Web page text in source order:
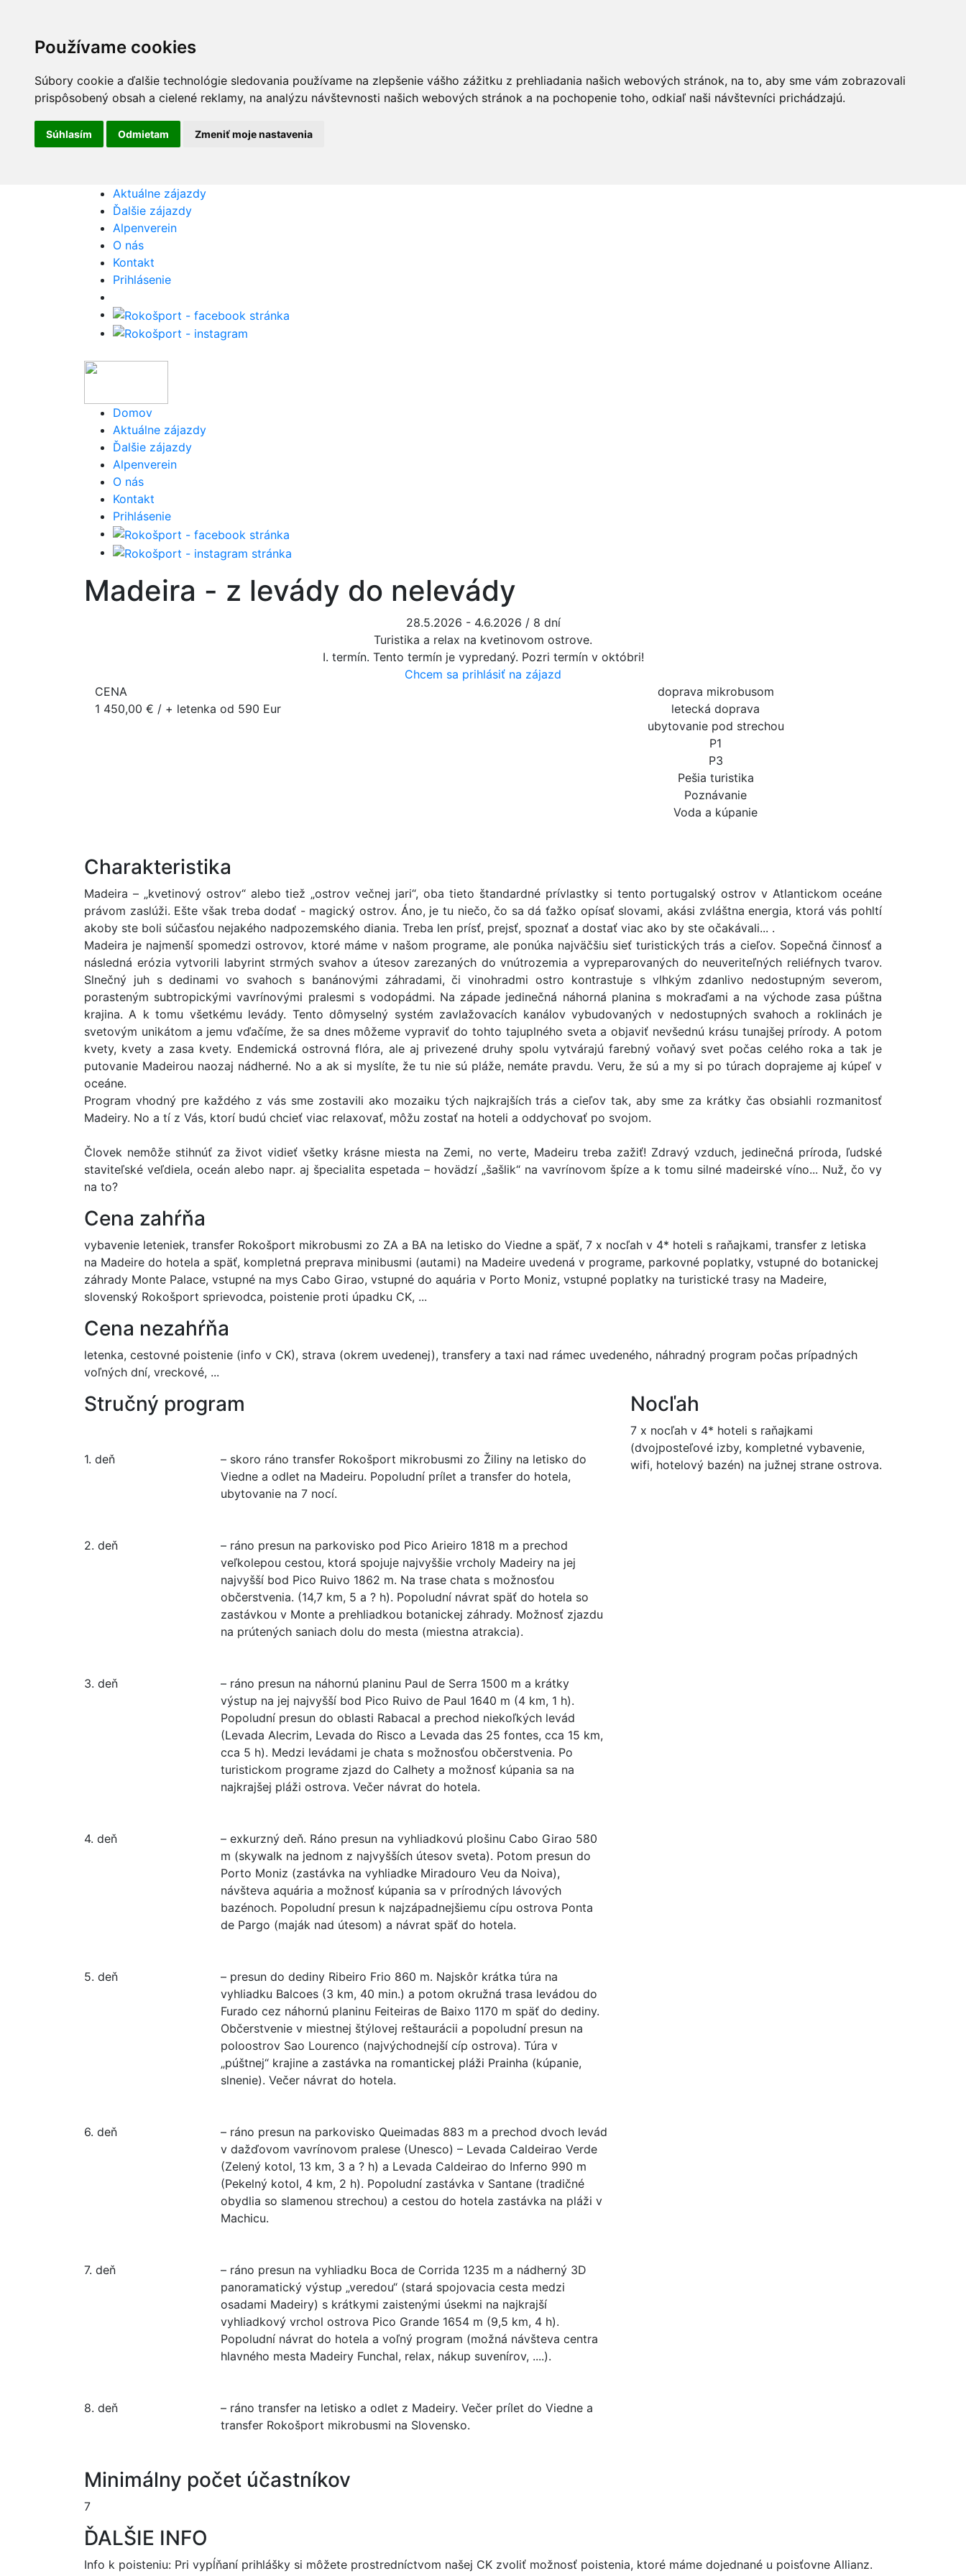
Používame cookies
Súbory cookie a ďalšie technológie sledovania používame na zlepšenie vášho zážitku z prehliadania našich webových stránok, na to, aby sme vám zobrazovali
prispôsobený obsah a cielené reklamy, na analýzu návštevnosti našich webových stránok a na pochopenie toho, odkiaľ naši návštevníci prichádzajú.
Súhlasím Odmietam Zmeniť moje nastavenia
Aktuálne zájazdy
Ďalšie zájazdy
Alpenverein
O nás
Kontakt
Prihlásenie
Domov
Aktuálne zájazdy
Ďalšie zájazdy
Alpenverein
O nás
Kontakt
Prihlásenie
Madeira - z levády do nelevády
28.5.2026 - 4.6.2026 / 8 dní
Turistika a relax na kvetinovom ostrove.
I. termín. Tento termín je vypredaný. Pozri termín v októbri!
Chcem sa prihlásiť na zájazd
CENA
1 450,00 € / + letenka od 590 Eur
doprava mikrobusom
letecká doprava
ubytovanie pod strechou
P1
P3
Pešia turistika
Poznávanie
Voda a kúpanie
Charakteristika
Madeira – „kvetinový ostrov“ alebo tiež „ostrov večnej jari“, oba tieto štandardné prívlastky si tento portugalský ostrov v Atlantickom oceáne
právom zaslúži. Ešte však treba dodať - magický ostrov. Áno, je tu niečo, čo sa dá ťažko opísať slovami, akási zvláštna energia, ktorá vás pohltí
akoby ste boli súčasťou nejakého nadpozemského diania. Treba len prísť, prejsť, spoznať a dostať viac ako by ste očakávali... .
Madeira je najmenší spomedzi ostrovov, ktoré máme v našom programe, ale ponúka najväčšiu sieť turistických trás a cieľov. Sopečná činnosť a
následná erózia vytvorili labyrint strmých svahov a útesov zarezaných do vnútrozemia a vypreparovaných do neuveriteľných reliéfnych tvarov.
Slnečný juh s dedinami vo svahoch s banánovými záhradami, či vinohradmi ostro kontrastuje s vlhkým zdanlivo nedostupným severom,
porasteným subtropickými vavrínovými pralesmi s vodopádmi. Na západe jedinečná náhorná planina s mokraďami a na východe zasa púštna
krajina. A k tomu všetkému levády. Tento dômyselný systém zavlažovacích kanálov vybudovaných v nedostupných svahoch a roklinách je
svetovým unikátom a jemu vďačíme, že sa dnes môžeme vypraviť do tohto tajuplného sveta a objaviť nevšednú krásu tunajšej prírody. A potom
kvety, kvety a zasa kvety. Endemická ostrovná flóra, ale aj privezené druhy spolu vytvárajú farebný voňavý svet počas celého roka a tak je
putovanie Madeirou naozaj nádherné. No a ak si myslíte, že tu nie sú pláže, nemáte pravdu. Veru, že sú a my si po túrach doprajeme aj kúpeľ v
oceáne.
Program vhodný pre každého z vás sme zostavili ako mozaiku tých najkrajších trás a cieľov tak, aby sme za krátky čas obsiahli rozmanitosť
Madeiry. No a tí z Vás, ktorí budú chcieť viac relaxovať, môžu zostať na hoteli a oddychovať po svojom.
Človek nemôže stihnúť za život vidieť všetky krásne miesta na Zemi, no verte, Madeiru treba zažiť! Zdravý vzduch, jedinečná príroda, ľudské
staviteľské veľdiela, oceán alebo napr. aj špecialita espetada – hovädzí „šašlik“ na vavrínovom špíze a k tomu silné madeirské víno... Nuž, čo vy
na to?
Cena zahŕňa
vybavenie leteniek, transfer Rokošport mikrobusmi zo ZA a BA na letisko do Viedne a späť, 7 x nocľah v 4* hoteli s raňajkami, transfer z letiska
na Madeire do hotela a späť, kompletná preprava minibusmi (autami) na Madeire uvedená v programe, parkovné poplatky, vstupné do botanickej
záhrady Monte Palace, vstupné na mys Cabo Girao, vstupné do aquária v Porto Moniz, vstupné poplatky na turistické trasy na Madeire,
slovenský Rokošport sprievodca, poistenie proti úpadku CK, ...
Cena nezahŕňa
letenka, cestovné poistenie (info v CK), strava (okrem uvedenej), transfery a taxi nad rámec uvedeného, náhradný program počas prípadných
voľných dní, vreckové, ...
Stručný program
1. deň
– skoro ráno transfer Rokošport mikrobusmi zo Žiliny na letisko do
Viedne a odlet na Madeiru. Popoludní prílet a transfer do hotela,
ubytovanie na 7 nocí.
2. deň
– ráno presun na parkovisko pod Pico Arieiro 1818 m a prechod
veľkolepou cestou, ktorá spojuje najvyššie vrcholy Madeiry na jej
najvyšší bod Pico Ruivo 1862 m. Na trase chata s možnosťou
občerstvenia. (14,7 km, 5 a ? h). Popoludní návrat späť do hotela so
zastávkou v Monte a prehliadkou botanickej záhrady. Možnosť zjazdu
na prútených saniach dolu do mesta (miestna atrakcia).
3. deň
– ráno presun na náhornú planinu Paul de Serra 1500 m a krátky
výstup na jej najvyšší bod Pico Ruivo de Paul 1640 m (4 km, 1 h).
Popoludní presun do oblasti Rabacal a prechod niekoľkých levád
(Levada Alecrim, Levada do Risco a Levada das 25 fontes, cca 15 km,
cca 5 h). Medzi levádami je chata s možnosťou občerstvenia. Po
turistickom programe zjazd do Calhety a možnosť kúpania sa na
najkrajšej pláži ostrova. Večer návrat do hotela.
4. deň
– exkurzný deň. Ráno presun na vyhliadkovú plošinu Cabo Girao 580
m (skywalk na jednom z najvyšších útesov sveta). Potom presun do
Porto Moniz (zastávka na vyhliadke Miradouro Veu da Noiva),
návšteva aquária a možnosť kúpania sa v prírodných lávových
bazénoch. Popoludní presun k najzápadnejšiemu cípu ostrova Ponta
de Pargo (maják nad útesom) a návrat späť do hotela.
5. deň
– presun do dediny Ribeiro Frio 860 m. Najskôr krátka túra na
vyhliadku Balcoes (3 km, 40 min.) a potom okružná trasa levádou do
Furado cez náhornú planinu Feiteiras de Baixo 1170 m späť do dediny.
Občerstvenie v miestnej štýlovej reštaurácii a popoludní presun na
poloostrov Sao Lourenco (najvýchodnejší cíp ostrova). Túra v
„púštnej“ krajine a zastávka na romantickej pláži Prainha (kúpanie,
slnenie). Večer návrat do hotela.
6. deň
– ráno presun na parkovisko Queimadas 883 m a prechod dvoch levád
v dažďovom vavrínovom pralese (Unesco) – Levada Caldeirao Verde
(Zelený kotol, 13 km, 3 a ? h) a Levada Caldeirao do Inferno 990 m
(Pekelný kotol, 4 km, 2 h). Popoludní zastávka v Santane (tradičné
obydlia so slamenou strechou) a cestou do hotela zastávka na pláži v
Machicu.
7. deň
– ráno presun na vyhliadku Boca de Corrida 1235 m a nádherný 3D
panoramatický výstup „veredou“ (stará spojovacia cesta medzi
osadami Madeiry) s krátkymi zaistenými úsekmi na najkrajší
vyhliadkový vrchol ostrova Pico Grande 1654 m (9,5 km, 4 h).
Popoludní návrat do hotela a voľný program (možná návšteva centra
hlavného mesta Madeiry Funchal, relax, nákup suvenírov, ....).
8. deň
– ráno transfer na letisko a odlet z Madeiry. Večer prílet do Viedne a
transfer Rokošport mikrobusmi na Slovensko.
Nocľah
7 x nocľah v 4* hoteli s raňajkami
(dvojposteľové izby, kompletné vybavenie,
wifi, hotelový bazén) na južnej strane ostrova.
Minimálny počet účastníkov
7
ĎALŠIE INFO
Info k poisteniu: Pri vypĺňaní prihlášky si môžete prostredníctvom našej CK zvoliť možnosť poistenia, ktoré máme dojednané u poisťovne Allianz.